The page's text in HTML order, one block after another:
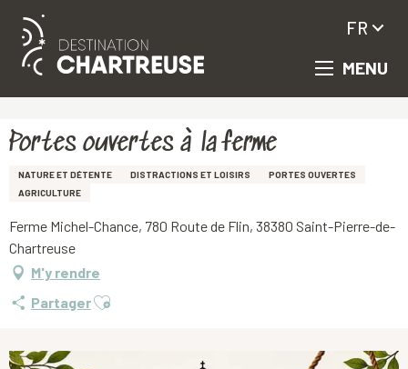
Aller
principal
MENU
FR
Portes ouvertes à la ferme
NATURE ET DÉTENTE DISTRACTIONS ET LOISIRS
PORTES OUVERTES
AGRICULTURE
Ferme Michel-Chance, 780 Route de Flin, 38380 Saint-Pierre-de-
Chartreuse
M'y rendre
PartagerAjouter aux favoris